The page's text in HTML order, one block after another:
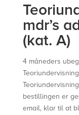
mdr’s
(kat. A)
4 måneders
bestillingen er
email, klar til at